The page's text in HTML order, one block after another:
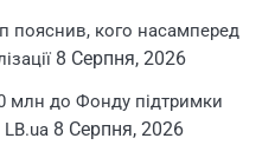
пояснив, кого насамперед
8 Серпня, 2026
млн до Фонду підтримки
8 Серпня, 2026